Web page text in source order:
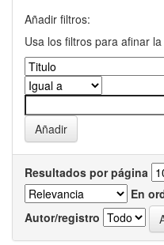
Añadir filtros:
Usa los filtros para afinar
Resultados por página
En
Autor/registro